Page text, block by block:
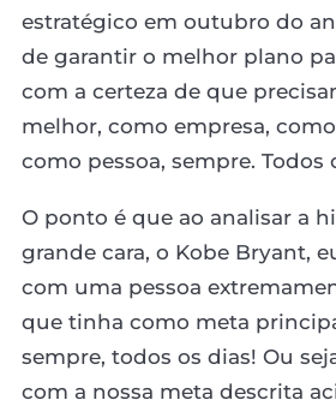
estratégico em outubro do
de garantir o melhor plano
com a certeza de que
melhor, como empresa,
como pessoa, sempre. Todos
O ponto é que ao analisar a
grande cara, o Kobe Bryant,
com uma pessoa
que tinha como meta
sempre, todos os dias! Ou
com a nossa meta descrita